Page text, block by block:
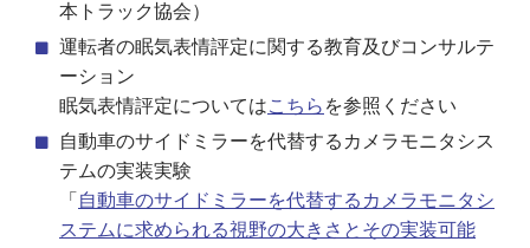
本トラック協会）
運転者の眠気表情評定に関する教育及びコンサルテ
ーション
眠気表情評定についてはこちら を参照ください
自動車のサイドミラーを代替するカメラモニタシス
テムの実装実験
「 自動車のサイドミラーを代替するカメラモニタシ
ステムに求められる視野の大きさとその実装可能